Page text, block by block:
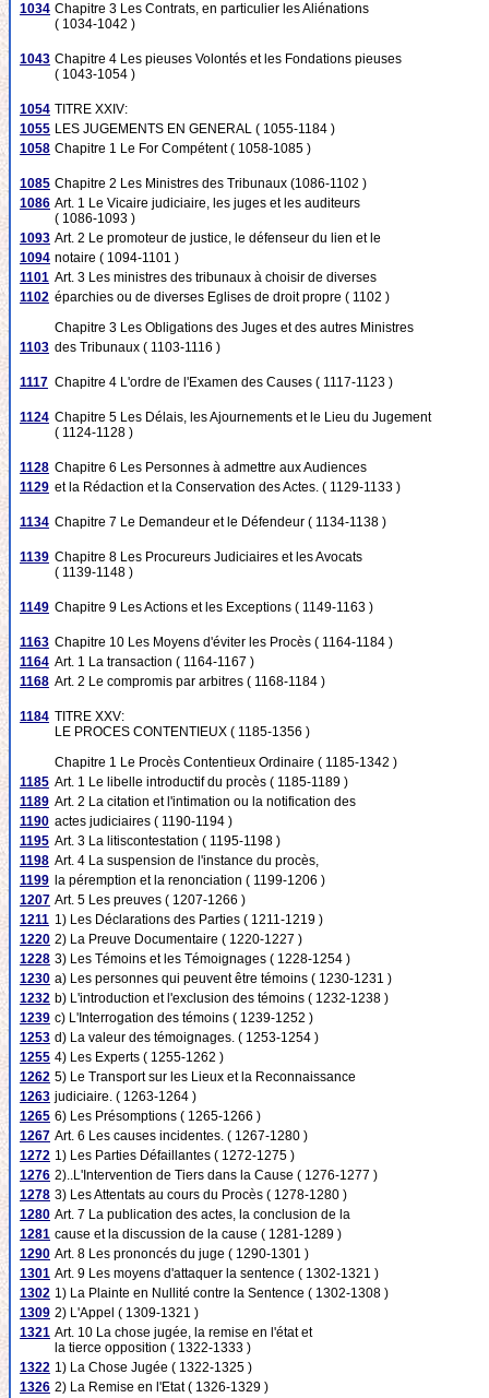
1034 Chapitre 3 Les Contrats, en particulier les Aliénations
( 1034-1042 )
1043 Chapitre 4 Les pieuses Volontés et les Fondations pieuses
( 1043-1054 )
1054 TITRE XXIV:
1055 LES JUGEMENTS EN GENERAL ( 1055-1184 )
1058 Chapitre 1 Le For Compétent ( 1058-1085 )
1085 Chapitre 2 Les Ministres des Tribunaux (1086-1102 )
1086 Art. 1 Le Vicaire judiciaire, les juges et les auditeurs
( 1086-1093 )
1093 Art. 2 Le promoteur de justice, le défenseur du lien et le
1094 notaire ( 1094-1101 )
1101 Art. 3 Les ministres des tribunaux à choisir de diverses
1102 éparchies ou de diverses Eglises de droit propre ( 1102 )
Chapitre 3 Les Obligations des Juges et des autres Ministres
1103 des Tribunaux ( 1103-1116 )
1117 Chapitre 4 L'ordre de l'Examen des Causes ( 1117-1123 )
1124 Chapitre 5 Les Délais, les Ajournements et le Lieu du Jugement
( 1124-1128 )
1128 Chapitre 6 Les Personnes à admettre aux Audiences
1129 et la Rédaction et la Conservation des Actes. ( 1129-1133 )
1134 Chapitre 7 Le Demandeur et le Défendeur ( 1134-1138 )
1139 Chapitre 8 Les Procureurs Judiciaires et les Avocats
( 1139-1148 )
1149 Chapitre 9 Les Actions et les Exceptions ( 1149-1163 )
1163 Chapitre 10 Les Moyens d'éviter les Procès ( 1164-1184 )
1164 Art. 1 La transaction ( 1164-1167 )
1168 Art. 2 Le compromis par arbitres ( 1168-1184 )
1184 TITRE XXV:
LE PROCES CONTENTIEUX ( 1185-1356 )
Chapitre 1 Le Procès Contentieux Ordinaire ( 1185-1342 )
1185 Art. 1 Le libelle introductif du procès ( 1185-1189 )
1189 Art. 2 La citation et l'intimation ou la notification des
1190 actes judiciaires ( 1190-1194 )
1195 Art. 3 La litiscontestation ( 1195-1198 )
1198 Art. 4 La suspension de l'instance du procès,
1199 la péremption et la renonciation ( 1199-1206 )
1207 Art. 5 Les preuves ( 1207-1266 )
1211 1) Les Déclarations des Parties ( 1211-1219 )
1220 2) La Preuve Documentaire ( 1220-1227 )
1228 3) Les Témoins et les Témoignages ( 1228-1254 )
1230 a) Les personnes qui peuvent être témoins ( 1230-1231 )
1232 b) L'introduction et l'exclusion des témoins ( 1232-1238 )
1239 c) L'Interrogation des témoins ( 1239-1252 )
1253 d) La valeur des témoignages. ( 1253-1254 )
1255 4) Les Experts ( 1255-1262 )
1262 5) Le Transport sur les Lieux et la Reconnaissance
1263 judiciaire. ( 1263-1264 )
1265 6) Les Présomptions ( 1265-1266 )
1267 Art. 6 Les causes incidentes. ( 1267-1280 )
1272 1) Les Parties Défaillantes ( 1272-1275 )
1276 2)..L'Intervention de Tiers dans la Cause ( 1276-1277 )
1278 3) Les Attentats au cours du Procès ( 1278-1280 )
1280 Art. 7 La publication des actes, la conclusion de la
1281 cause et la discussion de la cause ( 1281-1289 )
1290 Art. 8 Les prononcés du juge ( 1290-1301 )
1301 Art. 9 Les moyens d'attaquer la sentence ( 1302-1321 )
1302 1) La Plainte en Nullité contre la Sentence ( 1302-1308 )
1309 2) L'Appel ( 1309-1321 )
1321 Art. 10 La chose jugée, la remise en l'état et
la tierce opposition ( 1322-1333 )
1322 1) La Chose Jugée ( 1322-1325 )
1326 2) La Remise en l'Etat ( 1326-1329 )